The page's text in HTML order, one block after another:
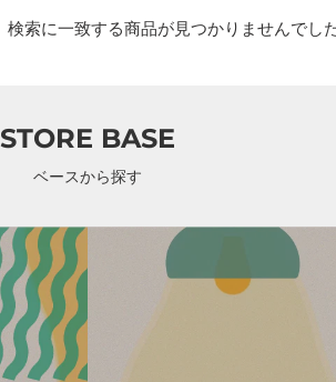
検索に一致する商品が見つかりませんでし
STORE BASE
ベースから探す